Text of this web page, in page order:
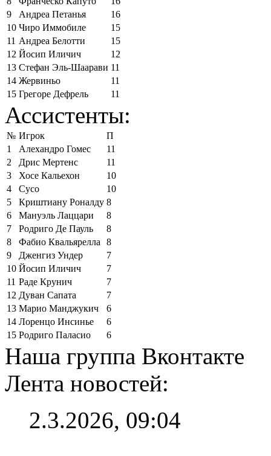
9
Андреа Петанья
16
10 Чиро Иммобиле
15
11 Андреа Белотти
15
12 Йосип Иличич
12
13 Стефан Эль-Шаарави 11
14 Жервиньо
11
15 Грегоре Дефрель 11
Ассистенты:
№ Игрок
П
1
Алехандро Гомес
11
2
Дрис Мертенс
11
3
Хосе Кальехон
10
4
Сусо
10
5
Криштиану Роналду 8
6
Мануэль Лаццари
8
7
Родриго Де Пауль
8
8
Фабио Квальярелла
8
9
Дженгиз Ундер
7
10 Йосип Иличич
7
11 Раде Крунич
7
12 Дуван Сапата
7
13 Марио Манджукич
6
14 Лоренцо Инсинье
6
15 Родриго Паласио 6
Наша группа Вконтакте
Лента новостей:
2.3.2026, 09:04